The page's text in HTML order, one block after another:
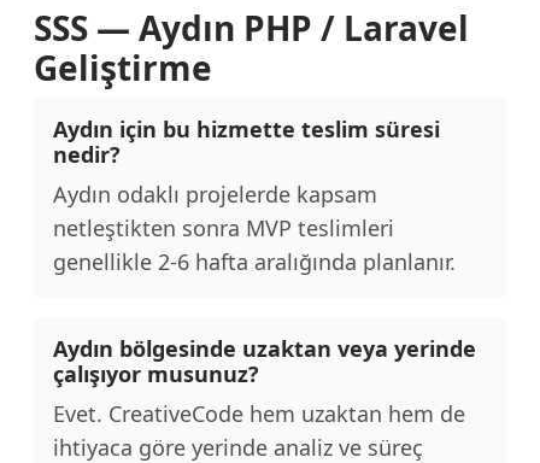
SSS — Aydın PHP / Laravel
Geliştirme
Aydın için bu hizmette teslim süresi
nedir?
Aydın odaklı projelerde kapsam
netleştikten sonra MVP teslimleri
genellikle 2-6 hafta aralığında planlanır.
Aydın bölgesinde uzaktan veya yerinde
çalışıyor musunuz?
Evet. CreativeCode hem uzaktan hem de
ihtiyaca göre yerinde analiz ve süreç